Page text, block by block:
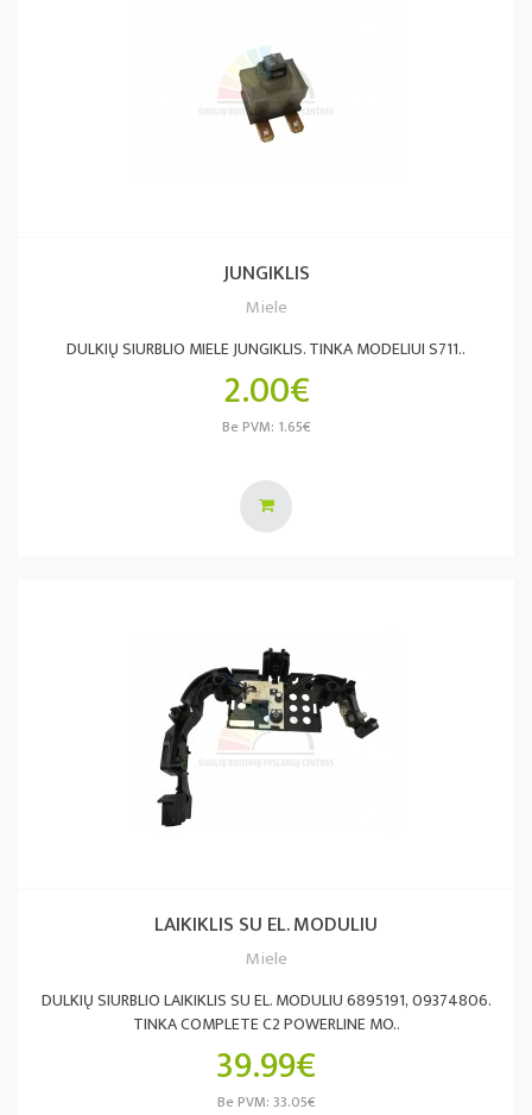
JUNGIKLIS
Miele
DULKIŲ SIURBLIO MIELE JUNGIKLIS. TINKA MODELIUI S711..
2.00€
Be PVM: 1.65€
LAIKIKLIS SU EL. MODULIU
Miele
DULKIŲ SIURBLIO LAIKIKLIS SU EL. MODULIU 6895191, 09374806.
TINKA COMPLETE C2 POWERLINE MO..
39.99€
Be PVM: 33.05€